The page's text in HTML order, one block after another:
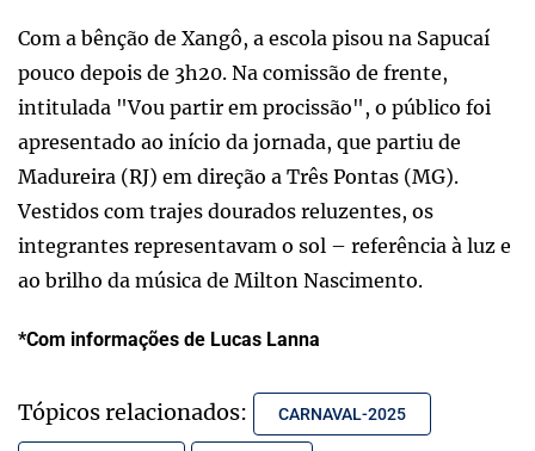
Com a bênção de Xangô, a escola pisou na Sapucaí
pouco depois de 3h20. Na comissão de frente,
intitulada "Vou partir em procissão", o público foi
apresentado ao início da jornada, que partiu de
Madureira (RJ) em direção a Três Pontas (MG).
Vestidos com trajes dourados reluzentes, os
integrantes representavam o sol – referência à luz e
ao brilho da música de Milton Nascimento.
*Com informações de Lucas Lanna
Tópicos relacionados: CARNAVAL-2025